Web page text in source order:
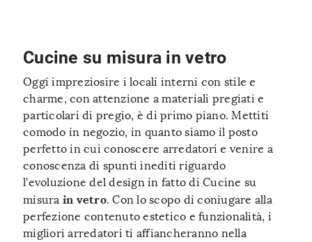
Cucine su misura in vetro
Oggi impreziosire i locali interni con stile e
charme, con attenzione a materiali pregiati e
particolari di pregio, è di primo piano. Mettiti
comodo in negozio, in quanto siamo il posto
perfetto in cui conoscere arredatori e venire a
conoscenza di spunti inediti riguardo
l'evoluzione del design in fatto di Cucine su
misura in vetro. Con lo scopo di coniugare alla
perfezione contenuto estetico e funzionalità, i
migliori arredatori ti affiancheranno nella